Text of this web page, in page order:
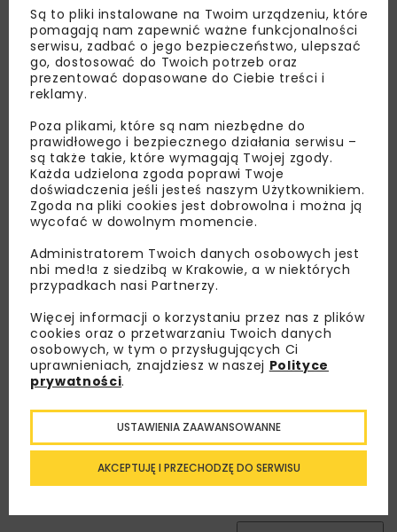
Lubisz wiedzieć więcej?
Zapisz się do newslettera aby otrzymywać od
nas najlepsze informacje branżowe,
zaproszenia na wydarzenia, atrakcyjne oferty i
dedykowane akcje specjalne.
Regulaminemoraz wyrażam zgodę na otrzymywanie na
podany przeze mnie adres e-mail korespondencji
Są to pliki instalowane na Twoim urządzeniu, które
pomagają nam zapewnić ważne funkcjonalności
serwisu, zadbać o jego bezpieczeństwo, ulepszać
go, dostosować do Twoich potrzeb oraz
prezentować dopasowane do Ciebie treści i
reklamy.
Poza plikami, które są nam niezbędne do
prawidłowego i bezpiecznego działania serwisu –
są także takie, które wymagają Twojej zgody.
Każda udzielona zgoda poprawi Twoje
doświadczenia jeśli jesteś naszym Użytkownikiem.
Zgoda na pliki cookies jest dobrowolna i można ją
wycofać w dowolnym momencie.
Administratorem Twoich danych osobowych jest
nbi med!a z siedzibą w Krakowie, a w niektórych
przypadkach nasi Partnerzy.
Więcej informacji o korzystaniu przez nas z plików
cookies oraz o przetwarzaniu Twoich danych
osobowych, w tym o przysługujących Ci
uprawnieniach, znajdziesz w naszej Polityce
prywatności.
AKCEPTUJĘ I PRZECHODZĘ DO SERWISU
USTAWIENIA ZAAWANSOWANNE